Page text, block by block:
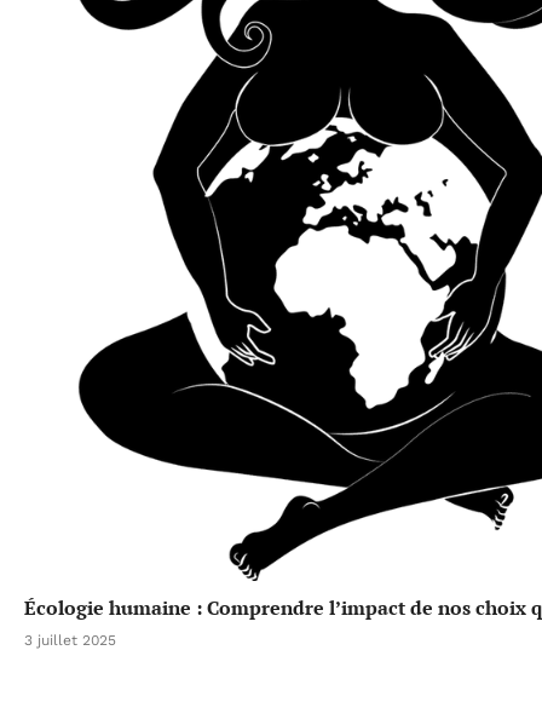
Écologie humaine : Comprendre l’impact de nos choix
3 juillet 2025